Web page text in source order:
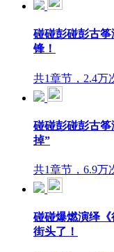
碰碰彭碰彭古
锋！
共1章节，2.4万
碰碰彭碰彭古
掉”
共1章节，6.9万
碰碰爆燃演绎
街头了！